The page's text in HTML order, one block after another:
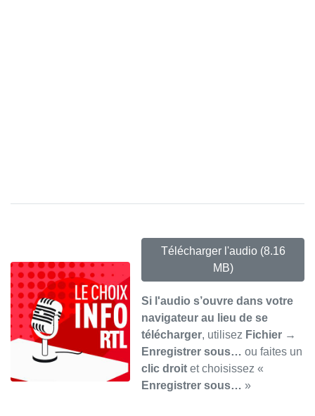
Télécharger l'audio (8.16
MB)
Si l'audio s’ouvre dans votre
navigateur au lieu de se
télécharger, utilisez Fichier →
Enregistrer sous… ou faites un
clic droit et choisissez «
Enregistrer sous… »